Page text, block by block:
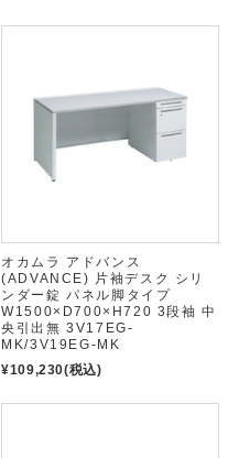
オカムラ アドバンス
(ADVANCE) 片袖デスク シリ
ンダー錠 パネル脚タイプ
W1500×D700×H720 3段袖 中
央引出無 3V17EG-
MK/3V19EG-MK
¥109,230(税込)